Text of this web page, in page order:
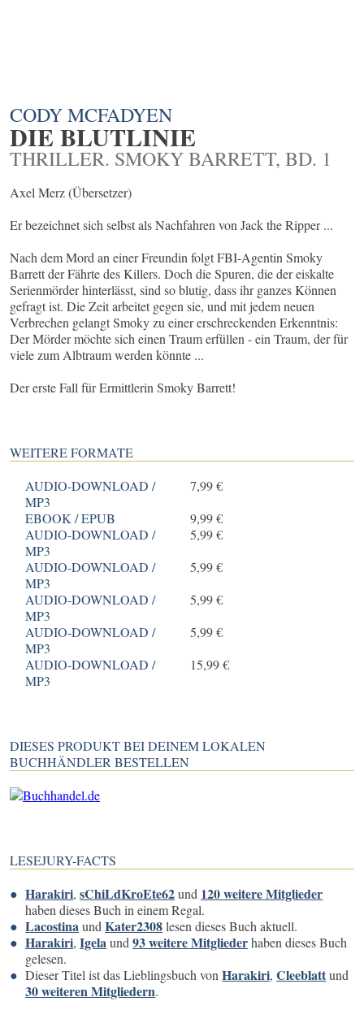
CODY MCFADYEN
DIE BLUTLINIE
THRILLER. SMOKY BARRETT, BD. 1
Axel Merz (Übersetzer)
Er bezeichnet sich selbst als Nachfahren von Jack the Ripper ...
Nach dem Mord an einer Freundin folgt FBI-Agentin Smoky
Barrett der Fährte des Killers. Doch die Spuren, die der eiskalte
Serienmörder hinterlässt, sind so blutig, dass ihr ganzes Können
gefragt ist. Die Zeit arbeitet gegen sie, und mit jedem neuen
Verbrechen gelangt Smoky zu einer erschreckenden Erkenntnis:
Der Mörder möchte sich einen Traum erfüllen - ein Traum, der für
viele zum Albtraum werden könnte ...
Der erste Fall für Ermittlerin Smoky Barrett!
WEITERE FORMATE
AUDIO-DOWNLOAD /
MP3
7,99 €
EBOOK / EPUB
9,99 €
AUDIO-DOWNLOAD /
MP3
5,99 €
AUDIO-DOWNLOAD /
MP3
5,99 €
AUDIO-DOWNLOAD /
MP3
5,99 €
AUDIO-DOWNLOAD /
MP3
5,99 €
AUDIO-DOWNLOAD /
MP3
15,99 €
DIESES PRODUKT BEI DEINEM LOKALEN
BUCHHÄNDLER BESTELLEN
LESEJURY-FACTS
Harakiri,sChiLdKroEte62und 120 weitere Mitglieder
haben dieses Buch in einem Regal.
LacostinaundKater2308lesen dieses Buch aktuell.
Harakiri,Igelaund93 weitere Mitgliederhaben dieses Buch
gelesen.
Dieser Titel ist das Lieblingsbuch vonHarakiri,Cleeblattund
30 weiteren Mitgliedern.